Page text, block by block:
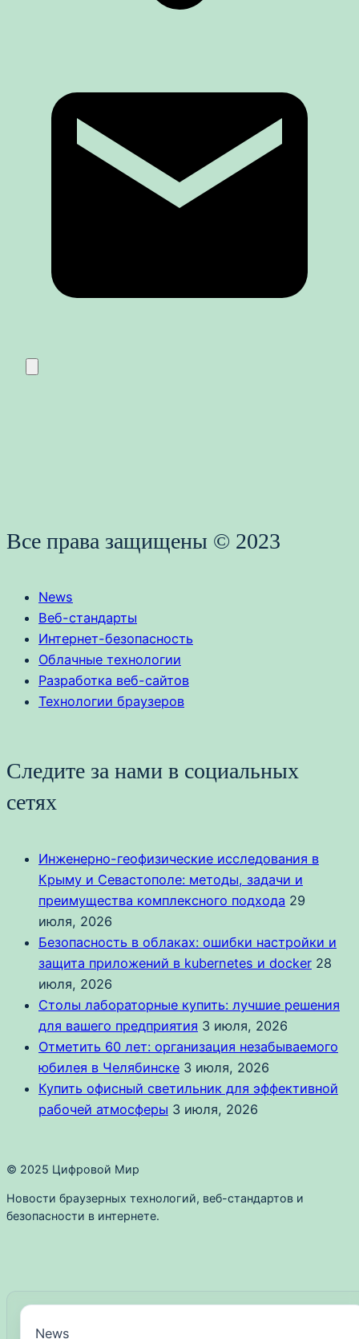
Все права защищены © 2023
News
Веб-стандарты
Интернет-безопасность
Облачные технологии
Разработка веб-сайтов
Технологии браузеров
Следите за нами в социальных
сетях
Инженерно-геофизические исследования в
Крыму и Севастополе: методы, задачи и
преимущества комплексного подхода 29
июля, 2026
Безопасность в облаках: ошибки настройки и
защита приложений в kubernetes и docker 28
июля, 2026
Столы лабораторные купить: лучшие решения
для вашего предприятия 3 июля, 2026
Отметить 60 лет: организация незабываемого
юбилея в Челябинске 3 июля, 2026
Купить офисный светильник для эффективной
рабочей атмосферы 3 июля, 2026
© 2025 Цифровой Мир
Новости браузерных технологий, веб-стандартов и
безопасности в интернете.
News